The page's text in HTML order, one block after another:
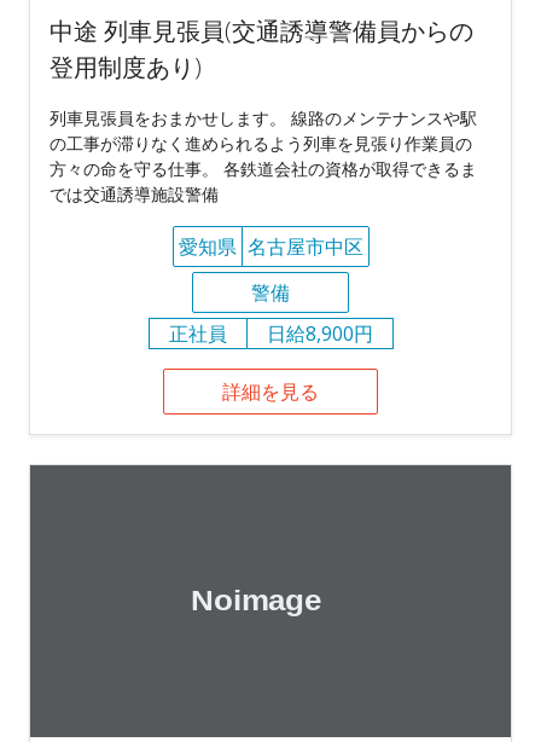
中途 列車見張員(交通誘導警備員からの
登用制度あり)
列車見張員をおまかせします。 線路のメンテナンスや駅
の工事が滞りなく進められるよう列車を見張り作業員の
方々の命を守る仕事。 各鉄道会社の資格が取得できるま
では交通誘導施設警備
愛知県 名古屋市中区
警備
正社員
日給8,900円
詳細を見る